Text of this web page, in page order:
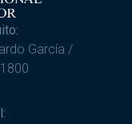
García /